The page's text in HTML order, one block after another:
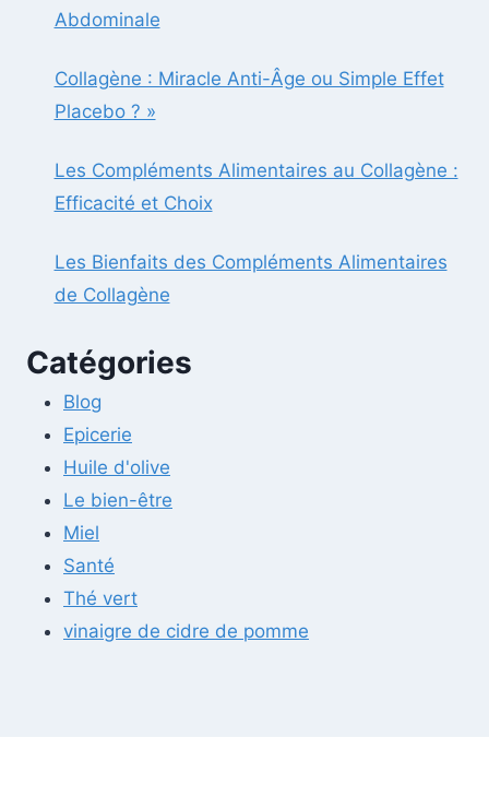
Abdominale
Collagène : Miracle Anti-Âge ou Simple Effet
Placebo ? »
Les Compléments Alimentaires au Collagène :
Efficacité et Choix
Les Bienfaits des Compléments Alimentaires
de Collagène
Catégories
Blog
Epicerie
Huile d'olive
Le bien-être
Miel
Santé
Thé vert
vinaigre de cidre de pomme